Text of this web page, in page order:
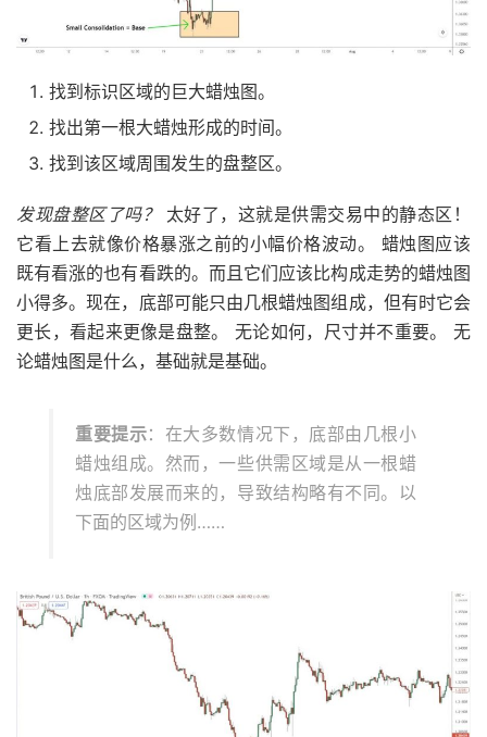
找到标识区域的巨大蜡烛图。
找出第一根大蜡烛形成的时间。
找到该区域周围发生的盘整区。
发现盘整区了吗？
太好了，这就是供需交易中的静态区！
它看上去就像价格暴涨之前的小幅价格波动。 蜡烛图应该
既有看涨的也有看跌的。而且它们应该比构成走势的蜡烛图
小得多。现在，底部可能只由几根蜡烛图组成，但有时它会
更长，看起来更像是盘整。 无论如何，尺寸并不重要。 无
论蜡烛图是什么，基础就是基础。
重要提示：在大多数情况下，底部由几根小
蜡烛组成。然而，一些供需区域是从一根蜡
烛底部发展而来的，导致结构略有不同。以
下面的区域为例……